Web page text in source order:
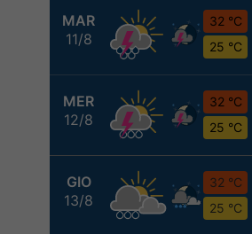
MAR
11/8
32 °C
25 °C
MER
12/8
32 °C
25 °C
GIO
13/8
32 °C
25 °C